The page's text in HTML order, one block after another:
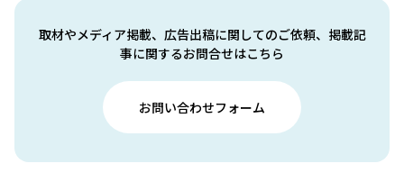
取材やメディア掲載、広告出稿に関してのご依頼、掲載記
事に関するお問合せはこちら
お問い合わせフォーム